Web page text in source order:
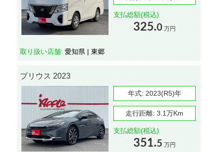
支払総額(税込)
325.0 万円
取り扱い店舗: 愛知県 | 東郷
プリウス 2023
年式: 2023(R5)年
走行距離: 3.1万Km
支払総額(税込)
351.5 万円